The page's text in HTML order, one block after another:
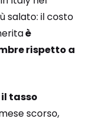
salato: il costo
è
rispetto a
tasso
scorso,